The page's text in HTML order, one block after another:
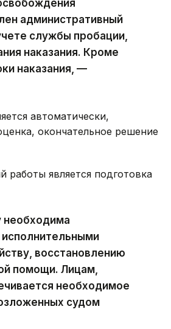
административный
службы пробации,
наказания. Кроме
наказания, —
автоматически,
окончательное решение
является подготовка
необходима
восстановлению
помощи. Лицам,
необходимое
судом